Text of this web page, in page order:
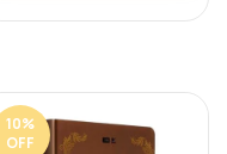
10%
OFF